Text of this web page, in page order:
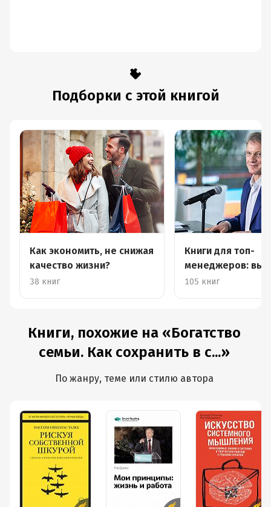
Подборки с этой книгой
Как экономить, не снижая
качество жизни?
38 книг
Книги для топ-
менеджеров:
Германа Грефа
105 книг
Книги, похожие на «Богатство
семьи. Как сохранить в с...»
По жанру, теме или стилю автора